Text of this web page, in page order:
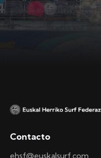
Contacto
ehsf@euskalsurf.com